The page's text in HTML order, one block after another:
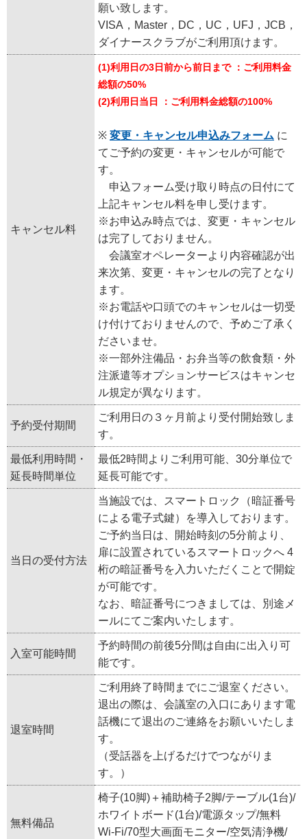
願い致します。
VISA，Master，DC，UC，UFJ，JCB，
ダイナースクラブがご利用頂けます。
キャンセル料
(1)利用日の3日前から前日まで ：ご利用料金
総額の50%
(2)利用日当日 ：ご利用料金総額の100%
※ 変更・キャンセル申込みフォーム に
てご予約の変更・キャンセルが可能で
す。
申込フォーム受け取り時点の日付にて
上記キャンセル料を申し受けます。
※お申込み時点では、変更・キャンセル
は完了しておりません。
会議室オペレーターより内容確認が出
来次第、変更・キャンセルの完了となり
ます。
※お電話や口頭でのキャンセルは一切受
け付けておりませんので、予めご了承く
ださいませ。
※一部外注備品・お弁当等の飲食類・外
注派遣等オプションサービスはキャンセ
ル規定が異なります。
予約受付期間
ご利用日の３ヶ月前より受付開始致しま
す。
最低利用時間・
延長時間単位
最低2時間よりご利用可能、30分単位で
延長可能です。
当日の受付方法
当施設では、スマートロック（暗証番号
による電子式鍵）を導入しております。
ご予約当日は、開始時刻の5分前より、
扉に設置されているスマートロックへ 4
桁の暗証番号を入力いただくことで開錠
が可能です。
なお、暗証番号につきましては、別途メ
ールにてご案内いたします。
入室可能時間
予約時間の前後5分間は自由に出入り可
能です。
退室時間
ご利用終了時間までにご退室ください。
退出の際は、会議室の入口にあります電
話機にて退出のご連絡をお願いいたしま
す。
（受話器を上げるだけでつながりま
す。）
無料備品
椅子(10脚)＋補助椅子2脚/テーブル(1台)/
ホワイトボード(1台)/電源タップ/無料
Wi-Fi/70型大画面モニター/空気清浄機/